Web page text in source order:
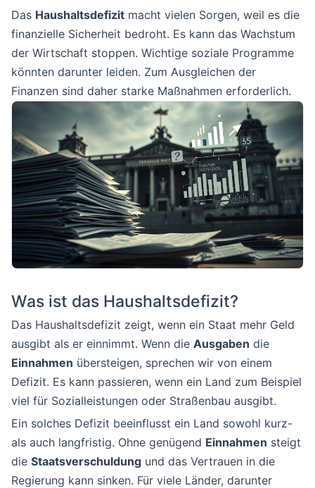
Das Haushaltsdefizit macht vielen Sorgen, weil es die
finanzielle Sicherheit bedroht. Es kann das Wachstum
der Wirtschaft stoppen. Wichtige soziale Programme
könnten darunter leiden. Zum Ausgleichen der
Finanzen sind daher starke Maßnahmen erforderlich.
Was ist das Haushaltsdefizit?
Das Haushaltsdefizit zeigt, wenn ein Staat mehr Geld
ausgibt als er einnimmt. Wenn die Ausgaben die
Einnahmen übersteigen, sprechen wir von einem
Defizit. Es kann passieren, wenn ein Land zum Beispiel
viel für Sozialleistungen oder Straßenbau ausgibt.
Ein solches Defizit beeinflusst ein Land sowohl kurz-
als auch langfristig. Ohne genügend Einnahmen steigt
die Staatsverschuldung und das Vertrauen in die
Regierung kann sinken. Für viele Länder, darunter